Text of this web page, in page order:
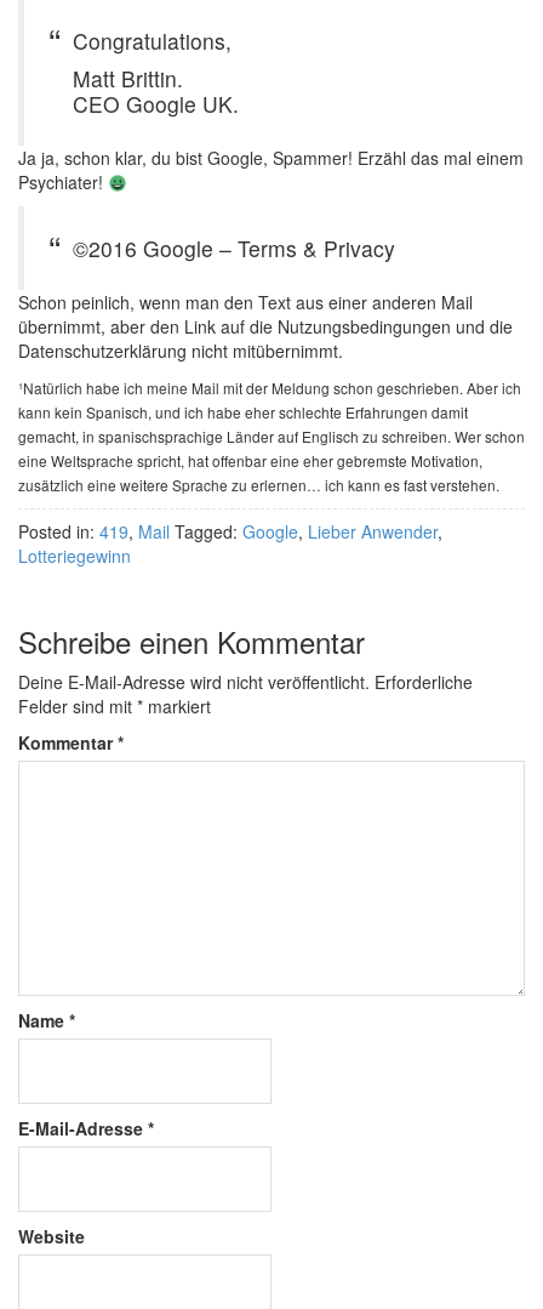
Congratulations,
Matt Brittin.
CEO Google UK.
Ja ja, schon klar, du bist Google, Spammer! Erzähl das mal einem
Psychiater!
©2016 Google – Terms & Privacy
Schon peinlich, wenn man den Text aus einer anderen Mail
übernimmt, aber den Link auf die Nutzungsbedingungen und die
Datenschutzerklärung nicht mitübernimmt.
¹Natürlich habe ich meine Mail mit der Meldung schon geschrieben. Aber ich
kann kein Spanisch, und ich habe eher schlechte Erfahrungen damit
gemacht, in spanischsprachige Länder auf Englisch zu schreiben. Wer schon
eine Weltsprache spricht, hat offenbar eine eher gebremste Motivation,
zusätzlich eine weitere Sprache zu erlernen… ich kann es fast verstehen.
Posted in: 419, Mail Tagged: Google, Lieber Anwender,
Lotteriegewinn
Schreibe einen Kommentar
Deine E-Mail-Adresse wird nicht veröffentlicht. Erforderliche
Felder sind mit * markiert
Kommentar*
Name *
E-Mail-Adresse *
Website